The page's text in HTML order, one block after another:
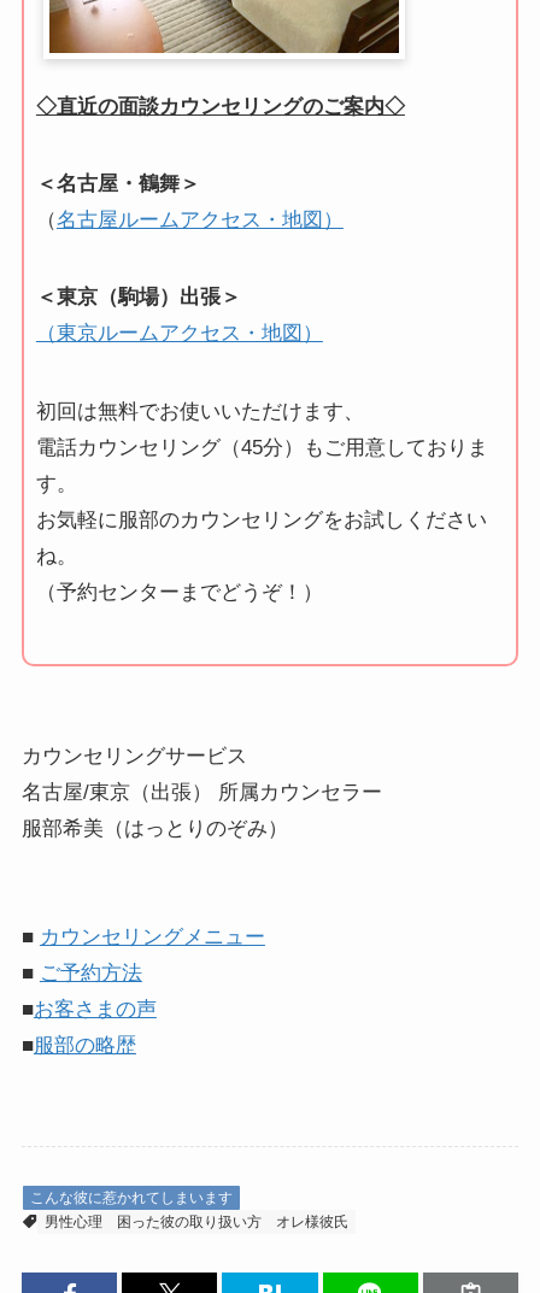
◇直近の面談カウンセリングのご案内◇
＜名古屋・鶴舞＞
（名古屋ルームアクセス・地図）
＜東京（駒場）出張＞
（東京ルームアクセス・地図）
初回は無料でお使いいただけます、
電話カウンセリング（45分）もご用意しておりま
す。
お気軽に服部のカウンセリングをお試しください
ね。
（予約センターまでどうぞ！）
カウンセリングサービス
名古屋/東京（出張） 所属カウンセラー
服部希美（はっとりのぞみ）
■ カウンセリングメニュー
■ ご予約方法
■お客さまの声
■服部の略歴
こんな彼に惹かれてしまいます
男性心理
困った彼の取り扱い方 オレ様彼氏